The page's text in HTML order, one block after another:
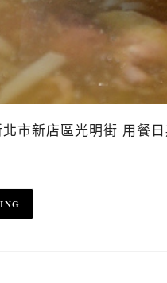
市新店區光明街 用餐